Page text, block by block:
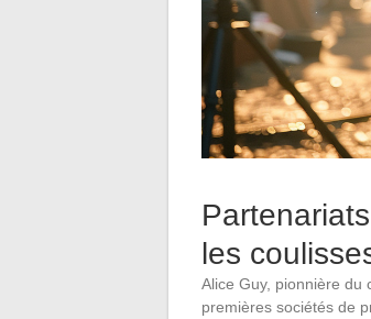
les
Alice Guy, pionnière du
premières sociétés de